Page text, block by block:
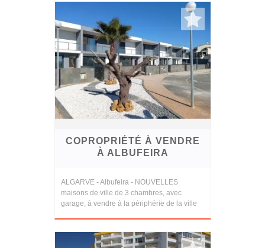
COPROPRIÉTÉ À VENDRE
À ALBUFEIRA
ALGARVE - Albufeira - NOUVELLES
maisons de ville de 3 chambres, avec
garage, à vendre à la périphérie de la ville